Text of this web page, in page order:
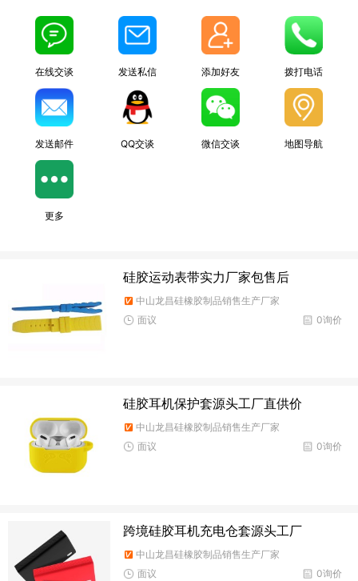
在线交谈 发送私信 添加好友 拨打电话
发送邮件 QQ交谈 微信交谈 地图导航
更多
硅胶运动表带实力厂家包售后
中山龙昌硅橡胶制品销售生产厂家
0询价
面议
硅胶耳机保护套源头工厂直供价
中山龙昌硅橡胶制品销售生产厂家
0询价
面议
跨境硅胶耳机充电仓套源头工厂
中山龙昌硅橡胶制品销售生产厂家
0询价
面议